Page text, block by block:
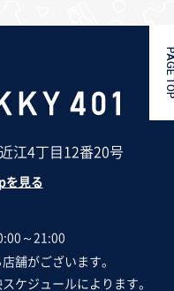
江4丁目12番20号
を見る
～21:00
舗がございます。
ケジュールによります。